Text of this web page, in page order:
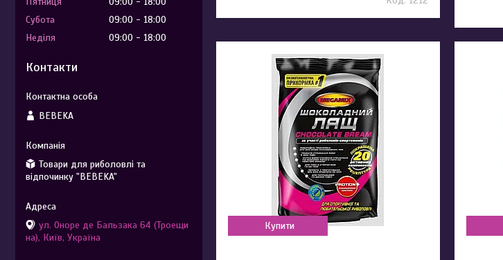
Купити
Субота
09:00
18:00
Неділя
09:00 18:00
Контакти
BEBEKA
Товари для риболовлі та
відпочинку "BEBEKA"
ул. Оноре де Бальзака 64 (Троещи
на), Київ, Україна